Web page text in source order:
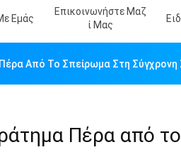
Εμάς
Επικοινωνήστε Μαζ
Ί Μας
Από Το Σπείρωμα Στη
Πέρα από